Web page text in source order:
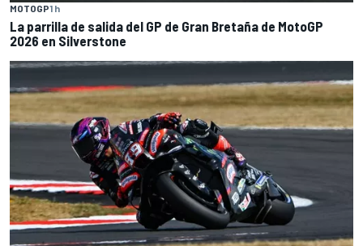
MOTOGP1 h
La parrilla de salida del GP de Gran Bretaña de MotoGP
2026 en Silverstone